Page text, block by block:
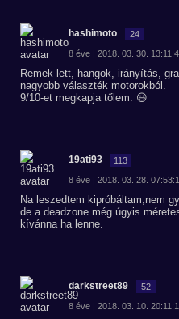
hashimoto 24
8 éve | 2018. 03. 30.
Remek lett, hangok, irányítás,
nagyobb választék motorokból.
9/10-et megkapja tőlem. 😃
19ati93 113
8 éve | 2018. 03. 28.
Na leszedtem kipróbáltam,nem
de a deadzone még úgyis
kívánna ha lenne.
darkstreet89 52
8 éve | 2018. 03. 10.